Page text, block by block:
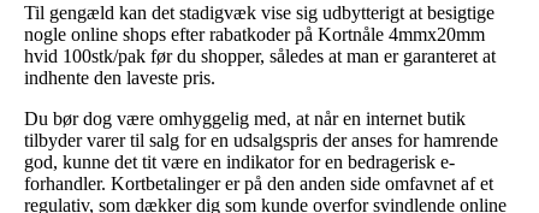
Til gengæld kan det stadigvæk vise sig udbytterigt at besigtige
nogle online shops efter rabatkoder på Kortnåle 4mmx20mm
hvid 100stk/pak før du shopper, således at man er garanteret at
indhente den laveste pris.
Du bør dog være omhyggelig med, at når en internet butik
tilbyder varer til salg for en udsalgspris der anses for hamrende
god, kunne det tit være en indikator for en bedragerisk e-
forhandler. Kortbetalinger er på den anden side omfavnet af et
regulativ, som dækker dig som kunde overfor svindlende online